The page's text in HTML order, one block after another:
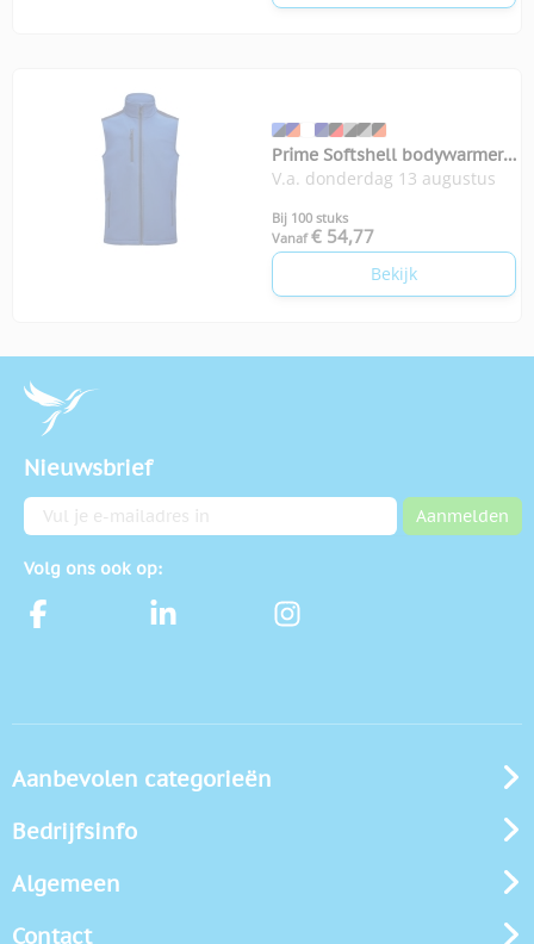
Prime Softshell bodywarmer
heren
V.a. donderdag 13 augustus
Bij 100 stuks
Vanaf € 54,77
Bekijk
Nieuwsbrief
E-mailadres Aanmelden
Volg ons ook op:
Aanbevolen categorieën
Bedrijfsinfo
Algemeen
Contact